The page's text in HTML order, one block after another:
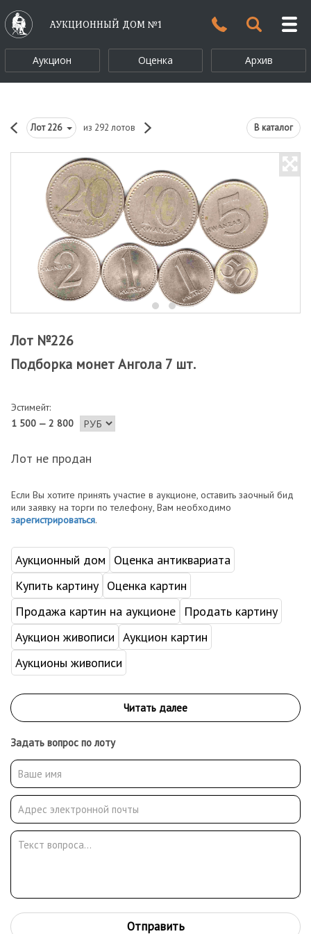
АУКЦИОННЫЙ ДОМ №1
Аукцион Оценка Архив
Лот226 из 292 лотов В каталог
Лот №226
Подборка монет Ангола 7 шт.
Эстимейт:
1 500 — 2 800
Лот не продан
Если Вы хотите принять участие в аукционе, оставить заочный бид
или заявку на торги по телефону, Вам необходимо
зарегистрироваться.
Аукционный дом
Оценка антиквариата
Купить картину Оценка картин
Продажа картин на аукционе
Продать картину
Аукцион живописи Аукцион картин
Аукционы живописи
Задать вопрос по лоту
Отправить